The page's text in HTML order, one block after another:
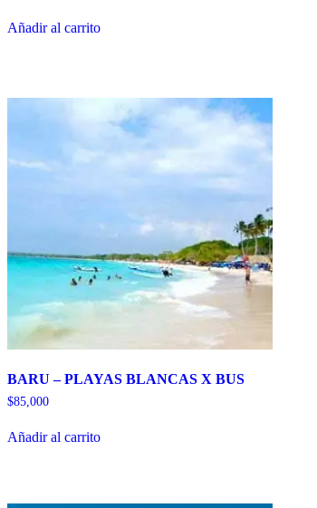
Añadir al carrito
BARU – PLAYAS BLANCAS X BUS
$85,000
Añadir al carrito